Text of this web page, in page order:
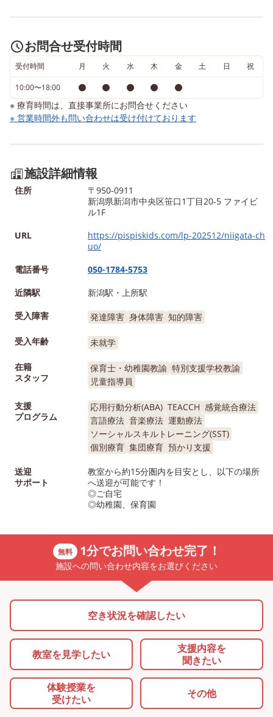
お問合せ受付時間
受付時間 月 火 水 木 金 土 日 祝
10:00〜18:00
※ 療育時間は、直接事業所にお問合せください
※ 営業時間外も問い合わせは受け付けております
施設詳細情報
住所
〒950-0911
新潟県新潟市中央区笹口1丁目20-5 ファイビ
ル1F
URL
https://pispiskids.com/lp-202512/niigata-ch
uo/
電話番号
050-1784-5753
近隣駅
新潟駅・上所駅
受入障害
発達障害 身体障害 知的障害
受入年齢 未就学
在籍
スタッフ
保育士・幼稚園教諭 特別支援学校教諭
児童指導員
支援
プログラム
応用行動分析(ABA) TEACCH 感覚統合療法
言語療法 音楽療法 運動療法
ソーシャルスキルトレーニング(SST)
個別療育 集団療育 預かり支援
送迎
サポート
教室から約15分圏内を目安とし、以下の場所
へ送迎が可能です！
◎ご自宅
◎幼稚園、保育園
無料 1分でお問い合わせ完了！
施設への問い合わせ内容をお選びください
空き状況を確認したい
教室を見学したい
支援内容を
聞きたい
体験授業を
受けたい
その他